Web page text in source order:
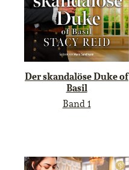
Der skandalöse Duke of
Basil
Band 1